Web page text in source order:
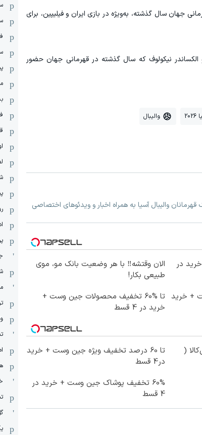
جهان سال گذشته، به‌ویژه در بازی ایران و فیلیپین، برای
الکساندر نیکولوف که سال گذشته در قهرمانی جهان حضور
والیبال
والیبال آسیا به همراه اخبار و ویدئوهای اختصاصی
در
الان وقتشه‼️ با هر وضعیت بانک مو، موی
طبیعی بکار!
تا 60 درصد تخفیف ویژه جین وست + خرید
تا %60 تخفیف محصولات جین وست +
خرید در 4 قسط
(
تا 60 درصد تخفیف ویژه جین وست + خرید
در4 قسط
60% تخفیف پوشاک جین وست + خرید در
4 قسط